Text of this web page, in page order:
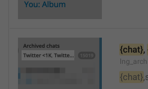
{chat},
{chat}